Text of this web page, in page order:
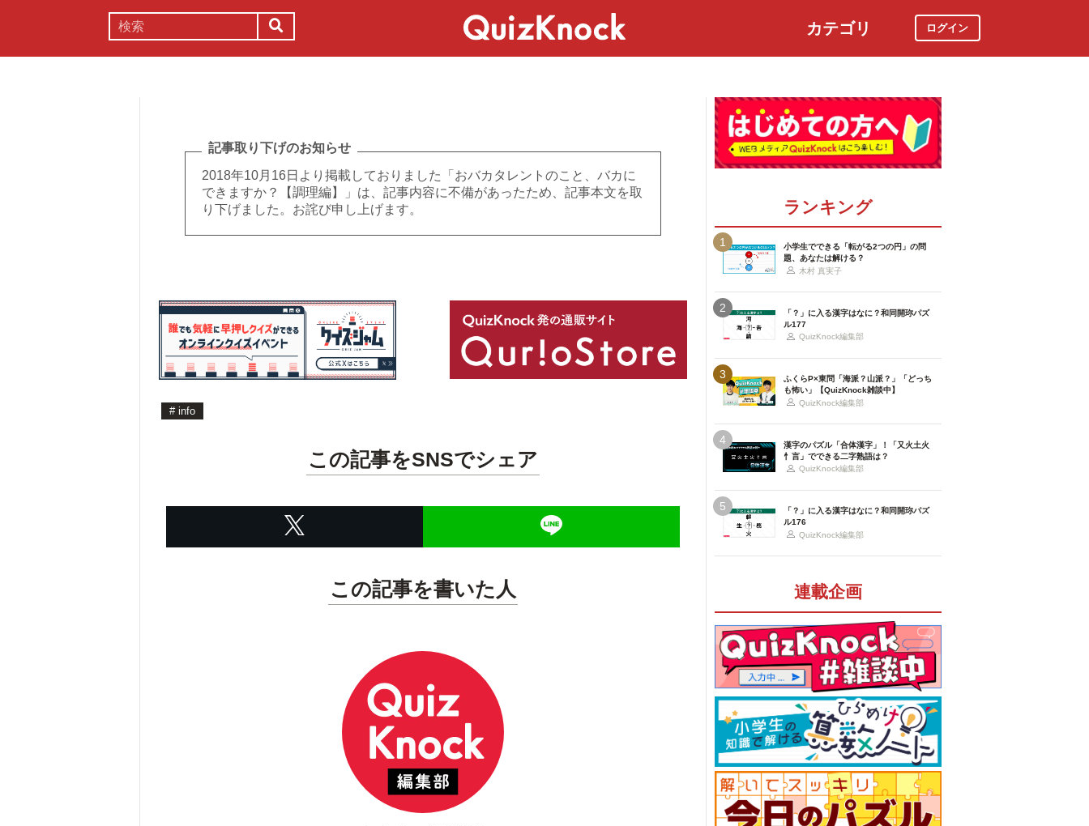
カテゴリ ログイン
記事取り下げのお知らせ
2018年10月16日より掲載しておりました「おバカタレントのこと、バカに
できますか？【調理編】」は、記事内容に不備があったため、記事本文を取
り下げました。お詫び申し上げます。
# info
この記事をSNSでシェア
この記事を書いた人
ランキング
1
小学生でできる「転がる2つの円」の問
題、あなたは解ける？
木村 真実子
2
「？」に入る漢字はなに？和同開珎パズ
ル177
QuizKnock編集部
3
ふくらP×東問「海派？山派？」「どっち
も怖い」【QuizKnock雑談中】
QuizKnock編集部
4
漢字のパズル「合体漢字」！「又火土火
忄言」でできる二字熟語は？
QuizKnock編集部
5
「？」に入る漢字はなに？和同開珎パズ
ル176
QuizKnock編集部
連載企画